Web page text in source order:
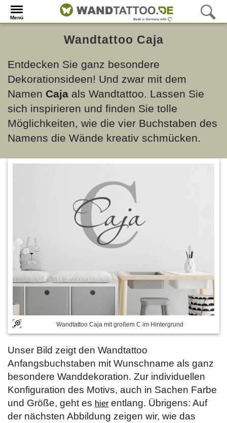
Menü
Wandtattoo Caja
Entdecken Sie ganz besondere
Dekorationsideen! Und zwar mit dem
Namen Caja als Wandtattoo. Lassen Sie
sich inspirieren und finden Sie tolle
Möglichkeiten, wie die vier Buchstaben des
Namens die Wände kreativ schmücken.
Wandtattoo Caja mit großem C im Hintergrund
Unser Bild zeigt den Wandtattoo
Anfangsbuchstaben mit Wunschname als ganz
besondere Wanddekoration. Zur individuellen
Konfiguration des Motivs, auch in Sachen Farbe
und Größe, geht es hier entlang. Übrigens: Auf
der nächsten Abbildung zeigen wir, wie das